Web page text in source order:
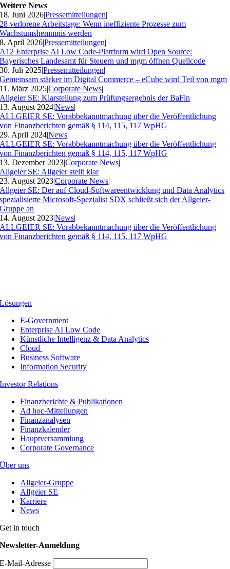
Weitere News
18. Juni 2026|Pressemitteilungen|
28 verlorene Arbeitstage: Wenn ineffiziente Prozesse zum
Wachstumshemmnis werden
8. April 2026|Pressemitteilungen|
A12 Enterprise AI Low Code-Plattform wird Open Source:
Bayerisches Landesamt für Steuern und mgm öffnen Quellcode
30. Juli 2025|Pressemitteilungen|
Gemeinsam stärker im Digital Commerce – eCube wird Teil von mgm
11. März 2025|Corporate News|
Allgeier SE: Klarstellung zum Prüfungsergebnis der BaFin
13. August 2024|News|
ALLGEIER SE: Vorabbekanntmachung über die Veröffentlichung
von Finanzberichten gemäß § 114, 115, 117 WpHG
29. April 2024|News|
ALLGEIER SE: Vorabbekanntmachung über die Veröffentlichung
von Finanzberichten gemäß § 114, 115, 117 WpHG
13. Dezember 2023|Corporate News|
Allgeier SE: Allgeier stellt klar
23. August 2023|Corporate News|
Allgeier SE: Der auf Cloud-Softwareentwicklung und Data Analytics
spezialisierte Microsoft-Spezialist SDX schließt sich der Allgeier-
Gruppe an
14. August 2023|News|
ALLGEIER SE: Vorabbekanntmachung über die Veröffentlichung
von Finanzberichten gemäß § 114, 115, 117 WpHG
Lösungen
E-Government
Enterprise AI Low Code
Künstliche Intelligenz & Data Analytics
Cloud
Business Software
Information Security
Investor Relations
Finanzberichte & Publikationen
Ad hoc-Mitteilungen
Finanzanalysen
Finanzkalender
Hauptversammlung
Corporate Governance
Über uns
Allgeier-Gruppe
Allgeier SE
Karriere
News
Get in touch
Newsletter-Anmeldung
E-Mail-Adresse